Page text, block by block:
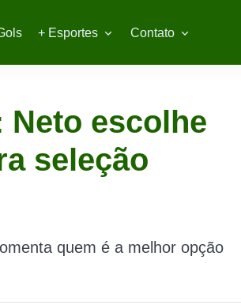
+ Esportes Contato
Neto escolhe
seleção
quem é a melhor opção